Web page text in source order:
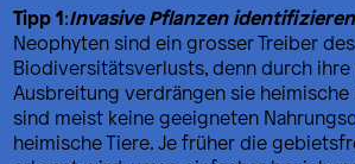
Tipp 1:Invasive Pflanzen
Neophyten sind ein grosser Treiber des
Biodiversitätsverlusts, denn durch ihre
Ausbreitung verdrängen sie heimische
sind meist keine geeigneten
heimische Tiere. Je früher die